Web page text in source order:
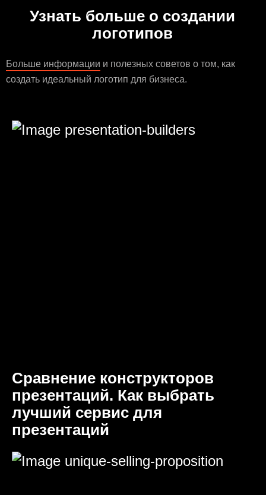
Узнать больше о создании
логотипов
Больше информации и полезных советов о том, как
создать идеальный логотип для бизнеса.
Сравнение конструкторов
презентаций. Как выбрать
лучший сервис для
презентаций